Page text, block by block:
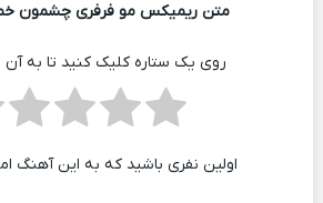
متن ریمیکس مو فرفری چشمون
روی یک ستاره کلیک کنید تا به آن
اولین نفری باشید که به این آهنگ